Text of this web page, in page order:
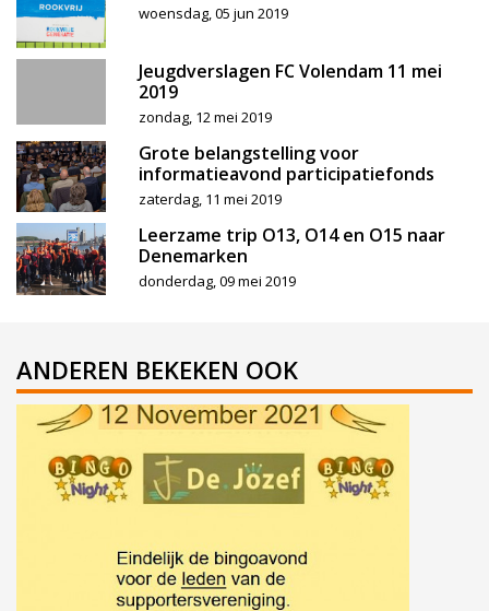
woensdag, 05 jun 2019
Jeugdverslagen FC Volendam 11 mei
2019
zondag, 12 mei 2019
Grote belangstelling voor
informatieavond participatiefonds
zaterdag, 11 mei 2019
Leerzame trip O13, O14 en O15 naar
Denemarken
donderdag, 09 mei 2019
ANDEREN BEKEKEN OOK